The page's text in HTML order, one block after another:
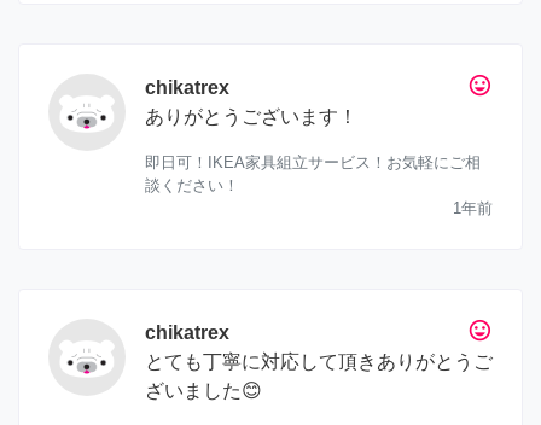
tag_faces
chikatrex
ありがとうございます！
即日可！IKEA家具組立サービス！お気軽にご相
談ください！
1年前
tag_faces
chikatrex
とても丁寧に対応して頂きありがとうご
ざいました😊